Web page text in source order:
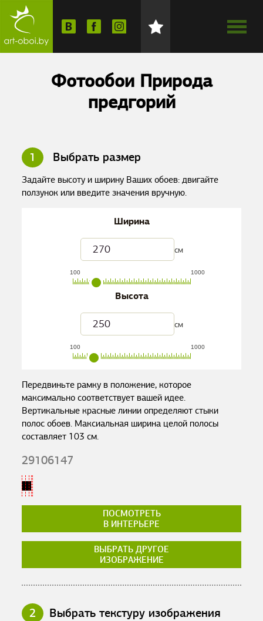
Фотообои Природа
предгорий
1 Выбрать размер
Задайте высоту и ширину Ваших обоев: двигайте
ползунок или введите значения вручную.
Ширина
см
100 1000
Высота
см
100 1000
Передвиньте рамку в положение, которое
максимально соответствует вашей идее.
Вертикальные красные линии определяют стыки
полос обоев. Максиальная ширина целой полосы
составляет 103 см.
29106147
ПОСМОТРЕТЬ
В ИНТЕРЬЕРЕ
ВЫБРАТЬ ДРУГОЕ
ИЗОБРАЖЕНИЕ
2 Выбрать текстуру изображения